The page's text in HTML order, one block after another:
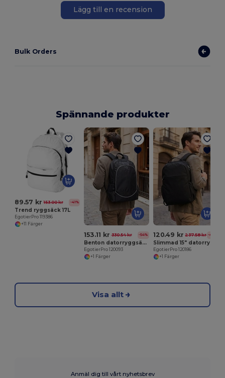
Lägg till en recension
Bulk Orders
Spännande produkter
89.57 kr 153.00 kr -41%
Trend ryggsäck 17L
EgotierPro 119386
+11 Färger
153.11 kr 330.54 kr -54%
Benton datorryggsäck 15" 15L
EgotierPro 120093
+1 Färger
120.49 kr 237.58 kr -49%
Slimmad 15" datorryggsäck 15L
EgotierPro 120186
+1 Färger
Visa allt
Anmäl dig till vårt nyhetsbrev